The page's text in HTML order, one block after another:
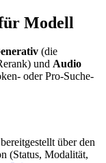
Modell
(die
und Audio
oder Pro-Suche-
über den
(Status, Modalität,